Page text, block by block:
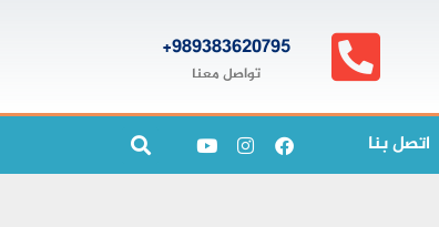
989383620795+
تواصل معنا
اتصل بنا